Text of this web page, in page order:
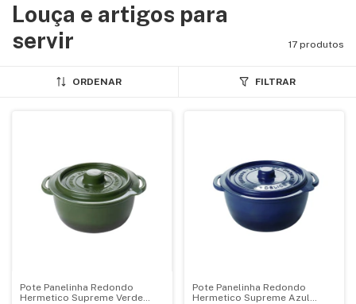
Louça e artigos para
servir
17 produtos
ORDENAR FILTRAR
Pote Panelinha Redondo
Hermetico Supreme Verde
Pote Panelinha Redondo
Hermetico Supreme Azul